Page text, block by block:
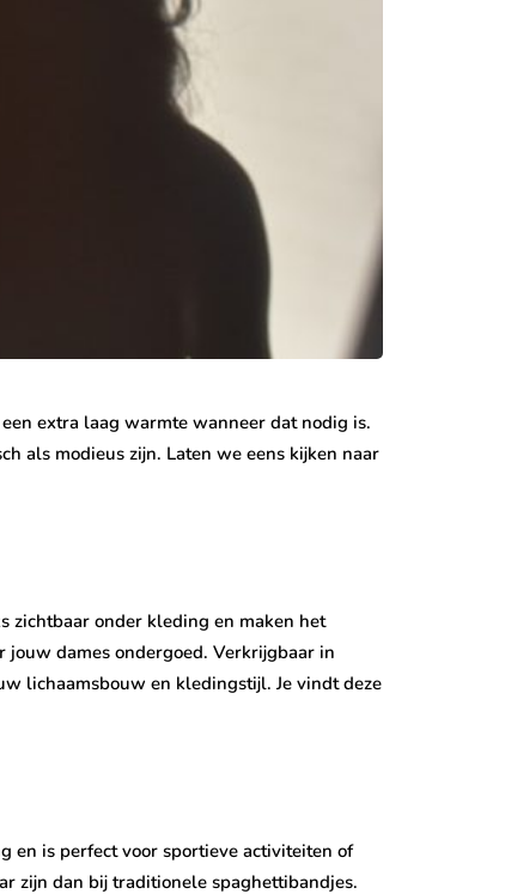
extra laag warmte wanneer dat nodig is.
als modieus zijn. Laten we eens kijken naar
zichtbaar onder kleding en maken het
dames ondergoed. Verkrijgbaar in
lichaamsbouw en kledingstijl. Je vindt deze
en is perfect voor sportieve activiteiten of
zijn dan bij traditionele spaghettibandjes.